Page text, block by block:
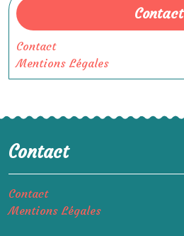
Contact
Contact
Mentions Légales
Contact
Contact
Mentions Légales